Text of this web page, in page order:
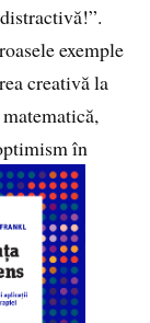
exemple
creativă la
în